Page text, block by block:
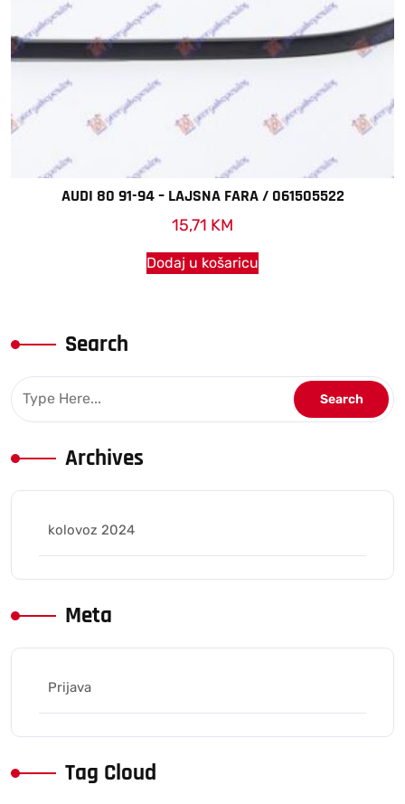
AUDI 80 91-94 – LAJSNA FARA / 061505522
15,71 KM
Dodaj u košaricu
Search
Archives
kolovoz 2024
Meta
Prijava
Tag Cloud